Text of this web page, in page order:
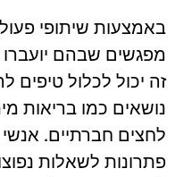
באמצעות שיתופי
מפגשים שבהם יועברו
זה יכול לכלול טיפים
נושאים כמו בריאות
לחצים חברתיים.
פתרונות לשאלות